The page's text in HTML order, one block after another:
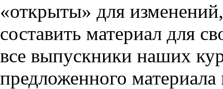
«открыты» для
составить материал для
все выпускники наших
предложенного